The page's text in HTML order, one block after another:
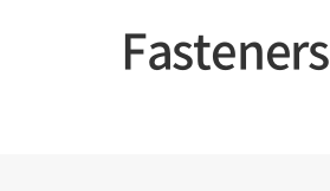
Fasteners